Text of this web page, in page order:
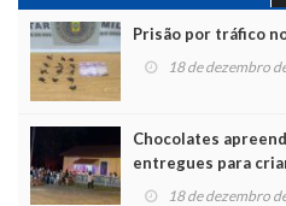
Prisão por tráfico
18 de dezembro
Chocolates
entregues para
Noel
18 de dezembro